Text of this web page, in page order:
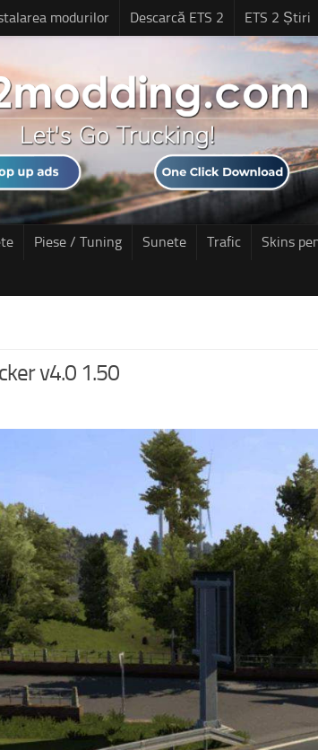
modurilor Descarcă ETS 2 ETS 2 Știri
Piese / Tuning Sunete Trafic Skins
v4.0 1.50